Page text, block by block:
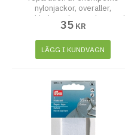
nylonjackor, overaller,
regnkläder och paraplyer. Tänk
på att rengöra och torka ytan
noggrant innan laglappen
fästes. Tvättbar upp till 30
grader
35 KR
LÄGG I KUNDVAGN